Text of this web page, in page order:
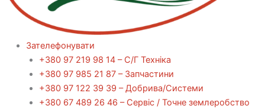
Зателефонувати
+380 97 219 98 14 – С/Г Техніка
+380 97 985 21 87 – Запчастини
+380 97 122 39 39 – Добрива/Cистеми
+380 67 489 26 46 – Сервіс / Точне землеробство